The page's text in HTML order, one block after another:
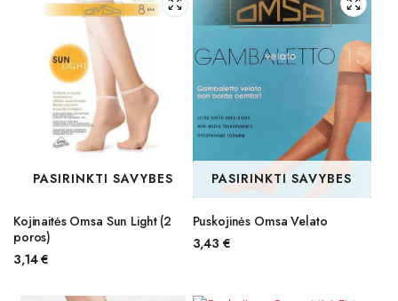
PASIRINKTI SAVYBES
Kojinaitės Omsa Sun Light (2
poros)
3,14€
PASIRINKTI SAVYBES
Puskojinės Omsa Velato
3,43 €